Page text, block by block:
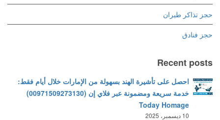
حجز تذاكر طيران
حجز فنادق
Recent posts
احصل على تأشيرة الهند بسهولة من الإمارات خلال أيام فقط:
خدمة سريعة ومضمونة عبر فلاي إن (00971509273130)
Today Homage
10 ديسمبر، 2025